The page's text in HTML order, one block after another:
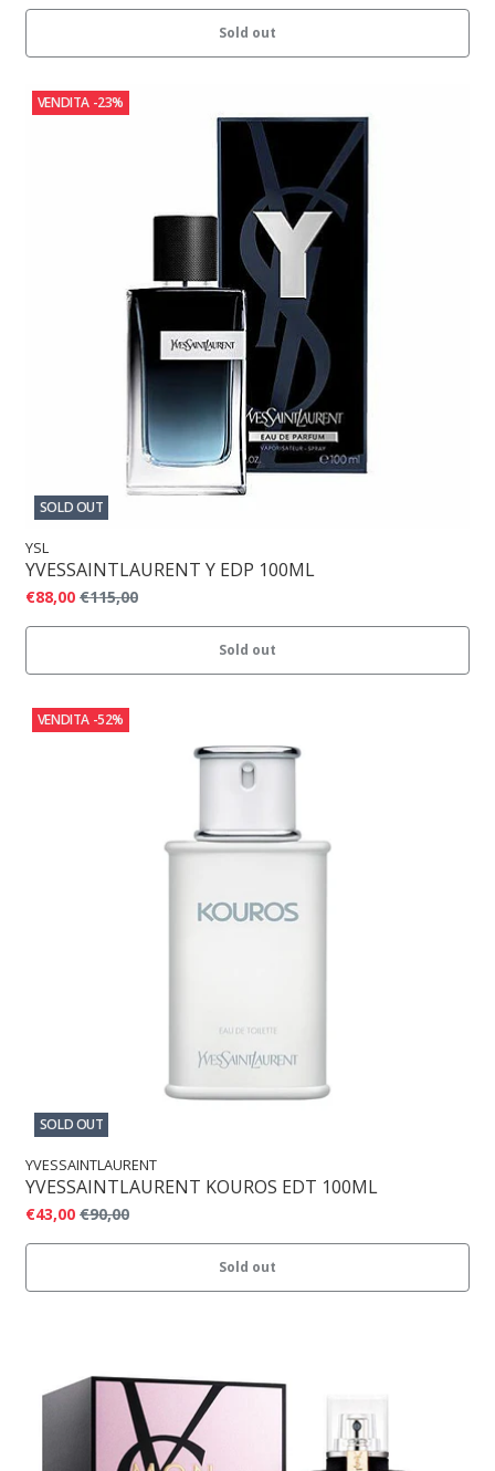
Sold out
VENDITA -23%
SOLD OUT
YSL
YVESSAINTLAURENT Y EDP 100ML
€88,00 €115,00
Sold out
VENDITA -52%
SOLD OUT
YVESSAINTLAURENT
YVESSAINTLAURENT KOUROS EDT 100ML
€43,00 €90,00
Sold out